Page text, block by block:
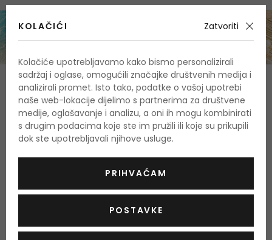
O proizvodu
OPIS OCJENA
Još nema recenzija za ovaj proizvod.
OCIJENITE PROIZVOD
OSTALE INFORMACIJE
KOLAČIĆI Zatvoriti
Kolačiće upotrebljavamo kako bismo personalizirali
sadržaj i oglase, omogućili značajke društvenih medija i
analizirali promet. Isto tako, podatke o vašoj upotrebi
naše web-lokacije dijelimo s partnerima za društvene
medije, oglašavanje i analizu, a oni ih mogu kombinirati
s drugim podacima koje ste im pružili ili koje su prikupili
dok ste upotrebljavali njihove usluge.
PRIHVAĆAM
POSTAVKE